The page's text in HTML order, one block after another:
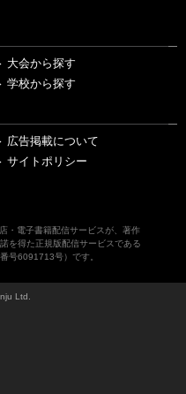
大会から探す
学校から探す
広告掲載について
サイトポリシー
・電子書籍配信サービスが、著作
を得た正規版配信サービスである
号6091713号）です。
Ltd.